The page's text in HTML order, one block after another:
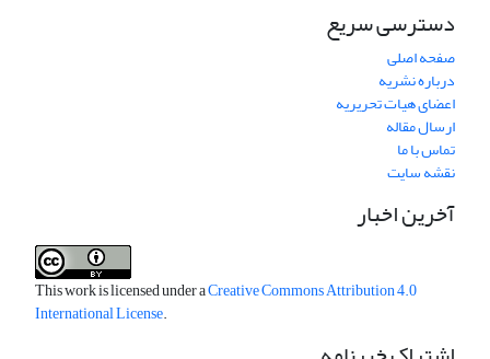
دسترسی سریع
صفحه اصلی
درباره نشریه
اعضای هیات تحریریه
ارسال مقاله
تماس با ما
نقشه سایت
آخرین اخبار
This work is licensed under aCreative Commons Attribution 4.0
International License.